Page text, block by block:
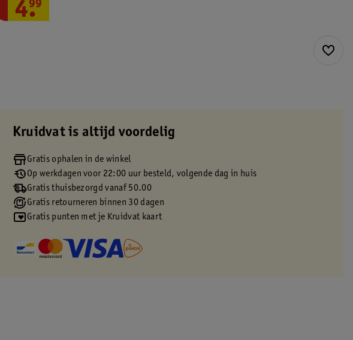
4.
99
Kruidvat is altijd voordelig
Gratis ophalen in de winkel
Op werkdagen voor 22:00 uur besteld, volgende dag in huis
Gratis thuisbezorgd vanaf 50.00
Gratis retourneren binnen 30 dagen
Gratis punten met je Kruidvat kaart